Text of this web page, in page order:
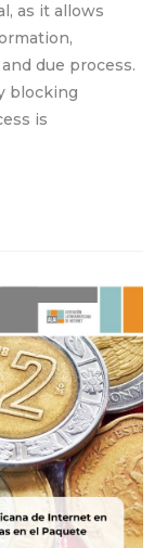
as it allows
due process.
blocking
is